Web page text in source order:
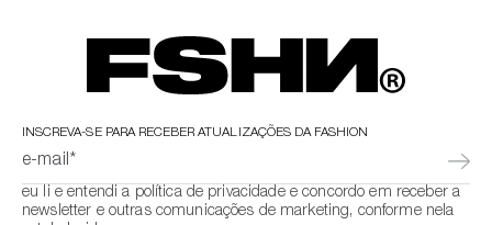
INSCREVA-SE PARA RECEBER ATUALIZAÇÕES DA FASHION
e-mail*
eu li e entendi a política de privacidade e concordo em receber a
newsletter e outras comunicações de marketing, conforme nela